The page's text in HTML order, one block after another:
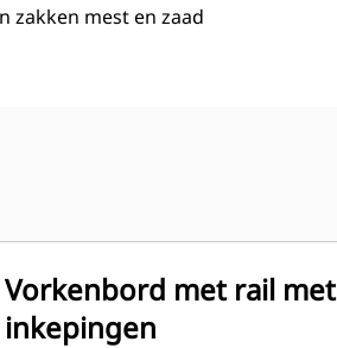
zakken mest en zaad
Vorkenbord met rail met
inkepingen